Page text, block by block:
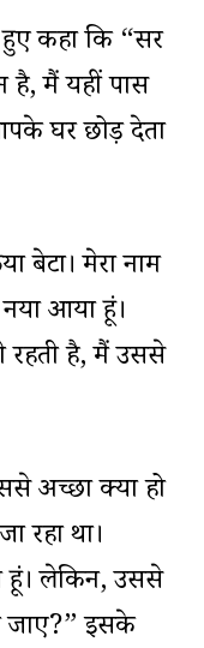
कहा कि “सर
है, मैं यहीं पास
घर छोड़ देता
बेटा। मेरा नाम
आया हूं।
रहती है, मैं उससे
अच्छा क्या हो
रहा था।
हूं। लेकिन, उससे
इसके